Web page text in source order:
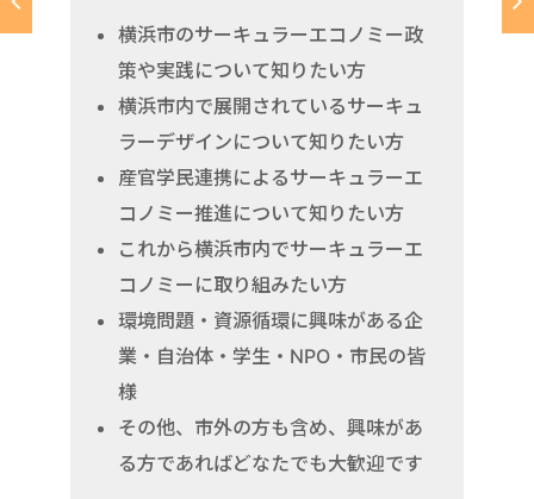
横浜市のサーキュラーエコノミー政
策や実践について知りたい方
横浜市内で展開されているサーキュ
ラーデザインについて知りたい方
産官学民連携によるサーキュラーエ
コノミー推進について知りたい方
これから横浜市内でサーキュラーエ
コノミーに取り組みたい方
環境問題・資源循環に興味がある企
業・自治体・学生・NPO・市民の皆
様
その他、市外の方も含め、興味があ
る方であればどなたでも大歓迎です